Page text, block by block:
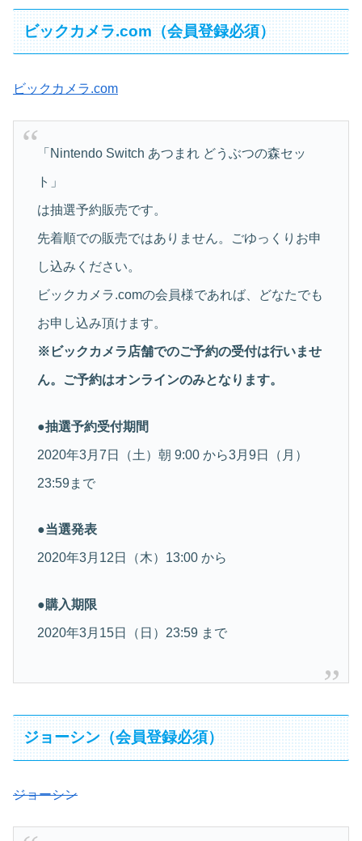
ビックカメラ.com（会員登録必須）
ビックカメラ.com
「Nintendo Switch あつまれ どうぶつの森セッ
ト」
は抽選予約販売です。
先着順での販売ではありません。ごゆっくりお申
し込みください。
ビックカメラ.comの会員様であれば、どなたでも
お申し込み頂けます。
※ビックカメラ店舗でのご予約の受付は行いませ
ん。ご予約はオンラインのみとなります。
●抽選予約受付期間
2020年3月7日（土）朝 9:00 から3月9日（月）
23:59まで
●当選発表
2020年3月12日（木）13:00 から
●購入期限
2020年3月15日（日）23:59 まで
ジョーシン（会員登録必須）
ジョーシン